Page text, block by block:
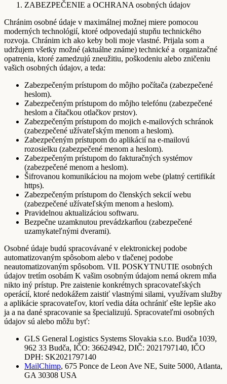
ZABEZPEČENIE a OCHRANA osobných údajov
Chránim osobné údaje v maximálnej možnej miere pomocou
moderných technológií, ktoré odpovedajú stupňu technického
rozvoja. Chránim ich ako keby boli moje vlastné. Prijala som a
udržujem všetky možné (aktuálne známe) technické a organizačné
opatrenia, ktoré zamedzujú zneužitiu, poškodeniu alebo zničeniu
vašich osobných údajov, a teda:
Zabezpečeným prístupom do môjho počítača (zabezpečené
heslom).
Zabezpečeným prístupom do môjho telefónu (zabezpečené
heslom a čítačkou otlačkov prstov).
Zabezpečeným prístupom do mojich e-mailových schránok
(zabezpečené užívateľským menom a heslom).
Zabezpečeným prístupom do aplikácií na e-mailovú
rozosielku (zabezpečené menom a heslom).
Zabezpečeným prístupom do fakturačných systémov
(zabezpečené menom a heslom).
Šifrovanou komunikáciou na mojom webe (platný certifikát
https).
Zabezpečeným prístupom do členských sekcií webu
(zabezpečené užívateľským menom a heslom).
Pravidelnou aktualizáciou softwaru.
Bezpečne uzamknutou prevádzkarňou (zabezpečené
uzamykateľnými dverami).
Osobné údaje budú spracovávané v elektronickej podobe
automatizovaným spôsobom alebo v tlačenej podobe
neautomatizovaným spôsobom. VII. POSKYTNUTIE osobných
údajov tretím osobám K vašim osobným údajom nemá okrem mňa
nikto iný prístup. Pre zaistenie konkrétnych spracovateľských
operácií, ktoré nedokážem zaistiť vlastnými silami, využívam služby
a aplikácie spracovateľov, ktorí vedia dáta ochrániť ešte lepšie ako
ja a na dané spracovanie sa špecializujú. Spracovateľmi osobných
údajov sú alebo môžu byť:
GLS General Logistics Systems Slovakia s.r.o. Budča 1039,
962 33 Budča, IČO: 36624942, DIČ: 2021797140, IČO
DPH: SK2021797140
MailChimp, 675 Ponce de Leon Ave NE, Suite 5000, Atlanta,
GA 30308 USA